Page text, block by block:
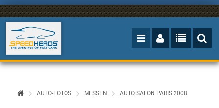
AUTO-FOTOS MESSEN AUTO SALON PARIS 2008